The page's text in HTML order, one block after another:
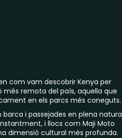
com vam descobrir Kenya per
remota del país, aquella que
en els parcs més coneguts.
i passejades en plena natura
i llocs com Maji Moto
dimensió cultural més profunda.